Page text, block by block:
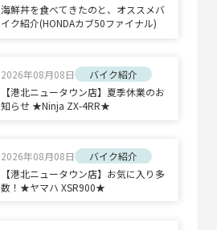
海鮮丼を食べてきたのと、オススメバ
イク紹介(HONDAカブ50ファイナル)
2026年08月08日
バイク紹介
【港北ニュータウン店】夏季休業のお
知らせ ★Ninja ZX-4RR★
2026年08月08日
バイク紹介
【港北ニュータウン店】お気に入り多
数！★ヤマハ XSR900★